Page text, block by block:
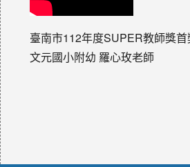
臺南市112年度SUPER教師獎
文元國小附幼 羅心玫老師